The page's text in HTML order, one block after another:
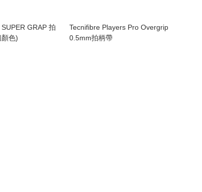
GRAP 拍
色)
Tecnifibre Players Pro Overgrip
0.5mm拍柄帶